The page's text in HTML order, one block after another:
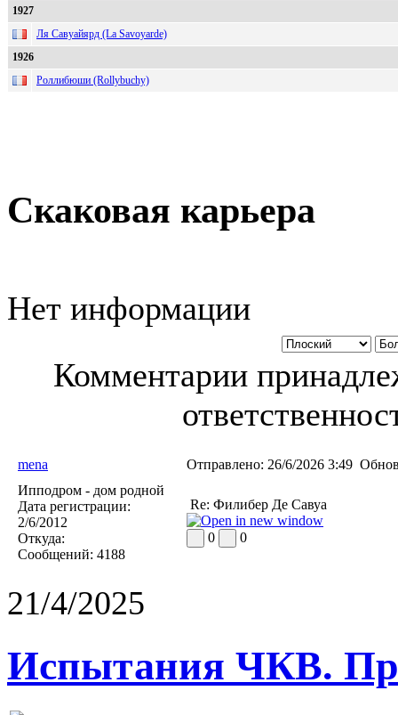
1927
Ля Савуайярд (La Savoyarde)
1926
Роллибюши (Rollybuchy)
Скаковая карьера
Нет информации
Комментарии
mena Отправлено: 26/6/2026 3:49
Ипподром - дом родной
Дата регистрации:
2/6/2012
Откуда:
Сообщений: 4188
Re: Филибер Де Савуа
0 0
21/4/2025
Испытания ЧКВ.